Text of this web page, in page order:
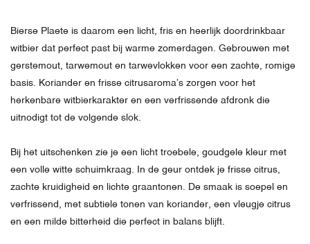
Bierse Plaete is daarom een licht, fris en heerlijk doordrinkbaar
witbier dat perfect past bij warme zomerdagen. Gebrouwen met
gerstemout, tarwemout en tarwevlokken voor een zachte, romige
basis. Koriander en frisse citrusaroma’s zorgen voor het
herkenbare witbierkarakter en een verfrissende afdronk die
uitnodigt tot de volgende slok.
Bij het uitschenken zie je een licht troebele, goudgele kleur met
een volle witte schuimkraag. In de geur ontdek je frisse citrus,
zachte kruidigheid en lichte graantonen. De smaak is soepel en
verfrissend, met subtiele tonen van koriander, een vleugje citrus
en een milde bitterheid die perfect in balans blijft.